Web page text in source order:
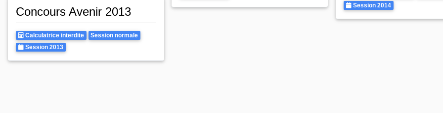
Autorisee
Annee
Session 2014
Concours Avenir 2013
Calculatrice
Autorisee
Calculatrice interdite Rattrapages
Session normale
Annee
Session 2013